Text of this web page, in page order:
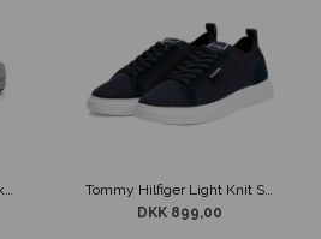
Tommy Hilfiger Light Knit Sneaker Blå
DKK 899,00